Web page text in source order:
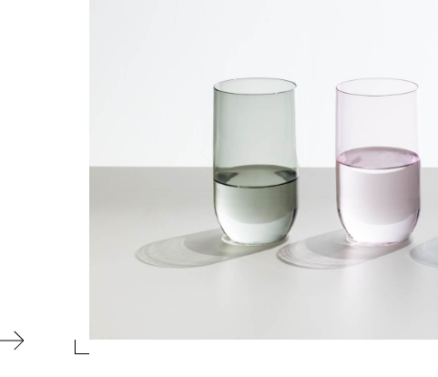
Foster + Partners Industrial Design
Successivo